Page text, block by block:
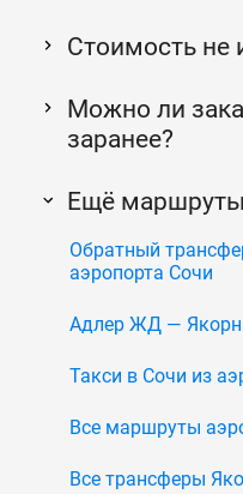
Стоимость не
Можно ли
заранее?
Ещё маршруты
Обратный
аэропорта Сочи
Адлер ЖД —
Такси в Сочи из
Все маршруты
Все трансферы